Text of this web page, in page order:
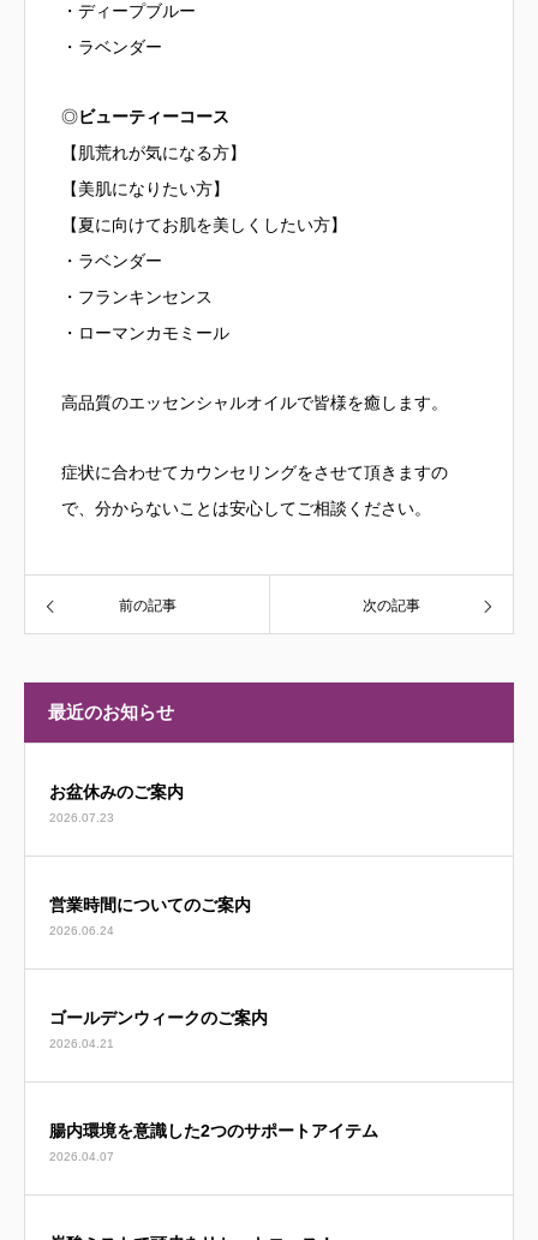
・ディープブルー
・ラベンダー
◎ビューティーコース
【肌荒れが気になる方】
【美肌になりたい方】
【夏に向けてお肌を美しくしたい方】
・ラベンダー
・フランキンセンス
・ローマンカモミール
高品質のエッセンシャルオイルで皆様を癒します。
症状に合わせてカウンセリングをさせて頂きますの
で、分からないことは安心してご相談ください。
前の記事 次の記事
最近のお知らせ
お盆休みのご案内
2026.07.23
営業時間についてのご案内
2026.06.24
ゴールデンウィークのご案内
2026.04.21
腸内環境を意識した2つのサポートアイテム
2026.04.07